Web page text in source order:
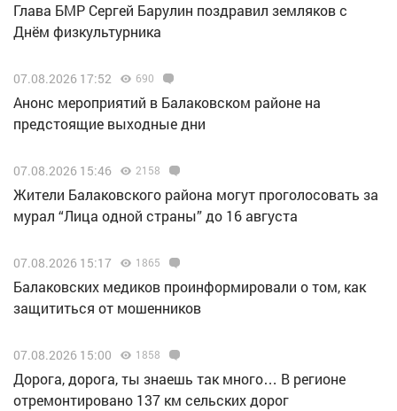
Глава БМР Сергей Барулин поздравил земляков с
Днём физкультурника
07.08.2026 17:52 690
Анонс мероприятий в Балаковском районе на
предстоящие выходные дни
07.08.2026 15:46 2158
Жители Балаковского района могут проголосовать за
мурал “Лица одной страны” до 16 августа
07.08.2026 15:17 1865
Балаковских медиков проинформировали о том, как
защититься от мошенников
07.08.2026 15:00 1858
Дорога, дорога, ты знаешь так много… В регионе
отремонтировано 137 км сельских дорог